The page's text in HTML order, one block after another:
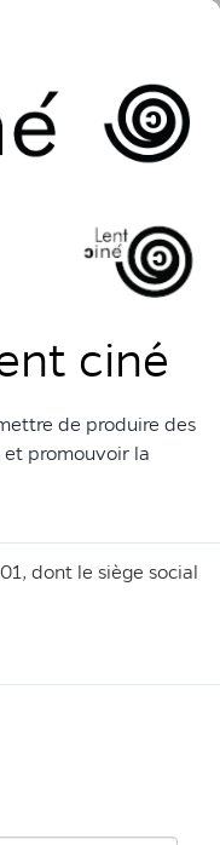
ciné
de produire des
et promouvoir la
dont le siège social